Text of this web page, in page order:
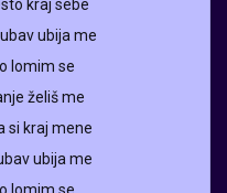
kraj sebe
ubija me
lomim se
želiš me
si kraj mene
ubija me